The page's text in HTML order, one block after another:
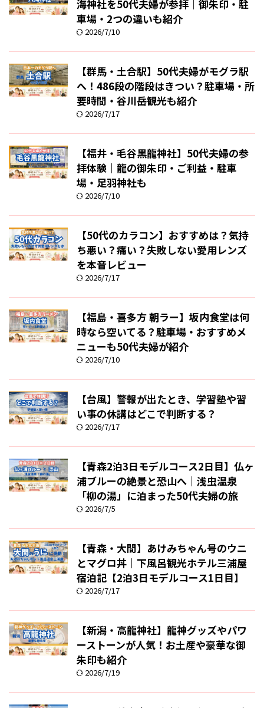
海神社を50代夫婦が参拝｜御朱印・駐
車場・2つの違いも紹介
2026/7/10
【群馬・土合駅】50代夫婦がモグラ駅
へ！486段の階段はきつい？駐車場・所
要時間・谷川岳観光も紹介
2026/7/17
【福井・毛谷黒龍神社】50代夫婦の参
拝体験｜龍の御朱印・ご利益・駐車
場・足羽神社も
2026/7/10
【50代のカラコン】おすすめは？気持
ち悪い？痛い？失敗しない愛用レンズ
を本音レビュー
2026/7/17
【福島・喜多方 朝ラー】坂内食堂は何
時なら空いてる？駐車場・おすすめメ
ニューも50代夫婦が紹介
2026/7/10
【台風】警報が出たとき、学習塾や習
い事の休講はどこで判断する？
2026/7/17
【青森2泊3日モデルコース2日目】仏ヶ
浦ブルーの絶景と恐山へ｜浅虫温泉
「柳の湯」に泊まった50代夫婦の旅
2026/7/5
【青森・大間】あけみちゃん号のウニ
とマグロ丼｜下風呂観光ホテル三浦屋
宿泊記【2泊3日モデルコース1日目】
2026/7/17
【新潟・高龍神社】龍神グッズやパワ
ーストーンが人気！お土産や豪華な御
朱印も紹介
2026/7/19